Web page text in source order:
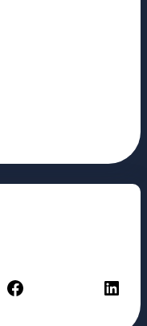
Facebook LinkedIn